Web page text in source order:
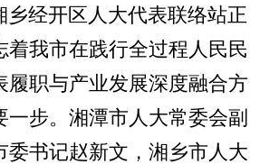
乡经开区人大代表联络站正
着我市在践行全过程人民民
履职与产业发展深度融合方
一步。湘潭市人大常委会副
委书记赵新文，湘乡市人大